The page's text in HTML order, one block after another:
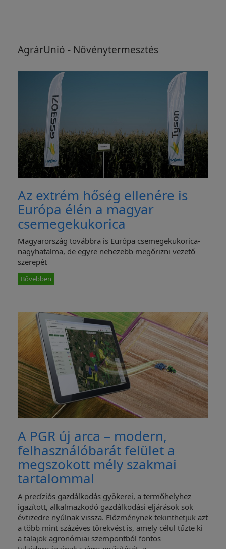
AgrárUnió - Növénytermesztés
Az extrém hőség ellenére is
Európa élén a magyar
csemegekukorica
Magyarország továbbra is Európa csemegekukorica-
nagyhatalma, de egyre nehezebb megőrizni vezető
szerepét
Bővebben
A PGR új arca – modern,
felhasználóbarát felület a
megszokott mély szakmai
tartalommal
A precíziós gazdálkodás gyökerei, a termőhelyhez
igazított, alkalmazkodó gazdálkodási eljárások sok
évtizedre nyúlnak vissza. Előzménynek tekinthetjük azt
a több mint százéves törekvést is, amely célul tűzte ki
a talajok agronómiai szempontból fontos